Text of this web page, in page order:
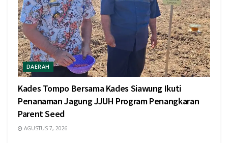
DAERAH
Kades Tompo Bersama Kades Siawung Ikuti
Penanaman Jagung JJUH Program Penangkaran
Parent Seed
AGUSTUS 7, 2026